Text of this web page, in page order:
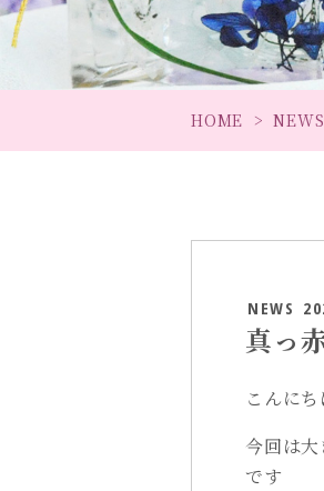
HOME NEWS
NEWS
真っ
こんにち
今回は
です